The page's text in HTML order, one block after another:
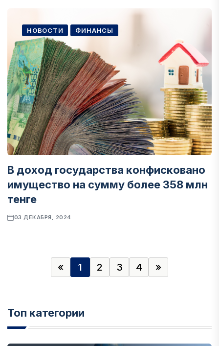
НОВОСТИ ФИНАНСЫ
В доход государства конфисковано
имущество на сумму более 358 млн
тенге
03 ДЕКАБРЯ, 2024
« 1 2 3 4 »
Топ категории